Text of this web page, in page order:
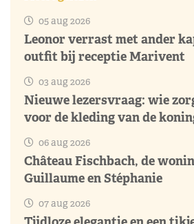
05 aug 2026
Leonor verrast met ander
outfit bij receptie Marivent
03 aug 2026
Nieuwe lezersvraag: wie
voor de kleding van de
06 aug 2026
Château Fischbach, de
Guillaume en Stéphanie
07 aug 2026